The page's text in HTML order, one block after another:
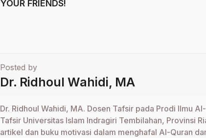
FRIENDS!
Posted by
Dr. Ridhoul Wahidi, MA
Dr. Ridhoul Wahidi, MA. Dosen Tafsir pada Prodi Ilmu
Tafsir Universitas Islam Indragiri Tembilahan, Provinsi
artikel dan buku motivasi dalam menghafal Al-Quran